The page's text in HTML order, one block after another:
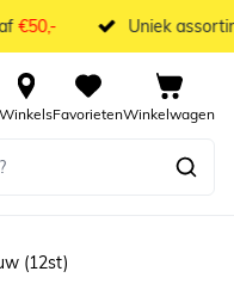
€50,- Uniek
WinkelsFavorietenWinkelwagen
(12st)